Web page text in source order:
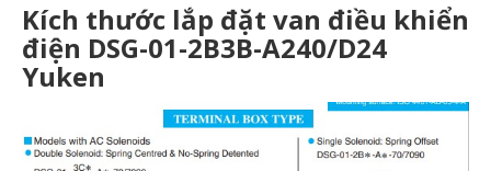
Kích thước lắp đặt van điều khiển
điện DSG-01-2B3B-A240/D24
Yuken